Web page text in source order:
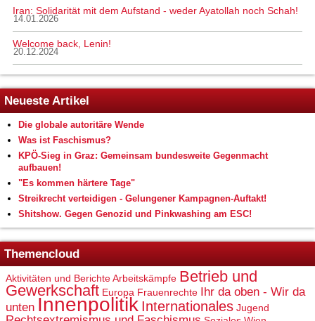
Iran: Solidarität mit dem Aufstand - weder Ayatollah noch Schah!
14.01.2026
Welcome back, Lenin!
20.12.2024
Neueste Artikel
Die globale autoritäre Wende
Was ist Faschismus?
KPÖ-Sieg in Graz: Gemeinsam bundesweite Gegenmacht
aufbauen!
"Es kommen härtere Tage"
Streikrecht verteidigen - Gelungener Kampagnen-Auftakt!
Shitshow. Gegen Genozid und Pinkwashing am ESC!
Themencloud
Aktivitäten und BerichteArbeitskämpfe Betrieb und
Gewerkschaft Europa Frauenrechte Ihr da oben - Wir da
unten Innenpolitik Internationales Jugend